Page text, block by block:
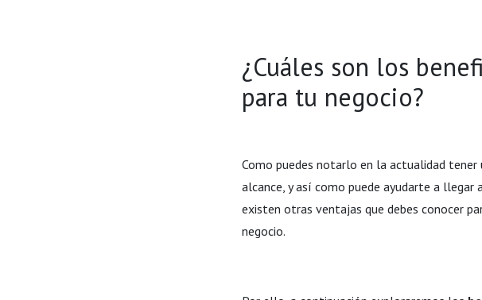
¿Cuáles son los
para tu negocio?
Como puedes notarlo en la actualidad tener
alcance, y así como puede ayudarte a llegar
existen otras ventajas que debes conocer
negocio.